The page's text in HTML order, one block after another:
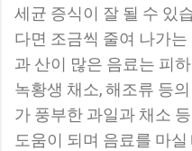
세균 증식이 잘 될 수 있
다면 조금씩 줄여 나가
과 산이 많은 음료는 피
녹황생 채소, 해조류 등
가 풍부한 과일과 채소
도움이 되며 음료를 마